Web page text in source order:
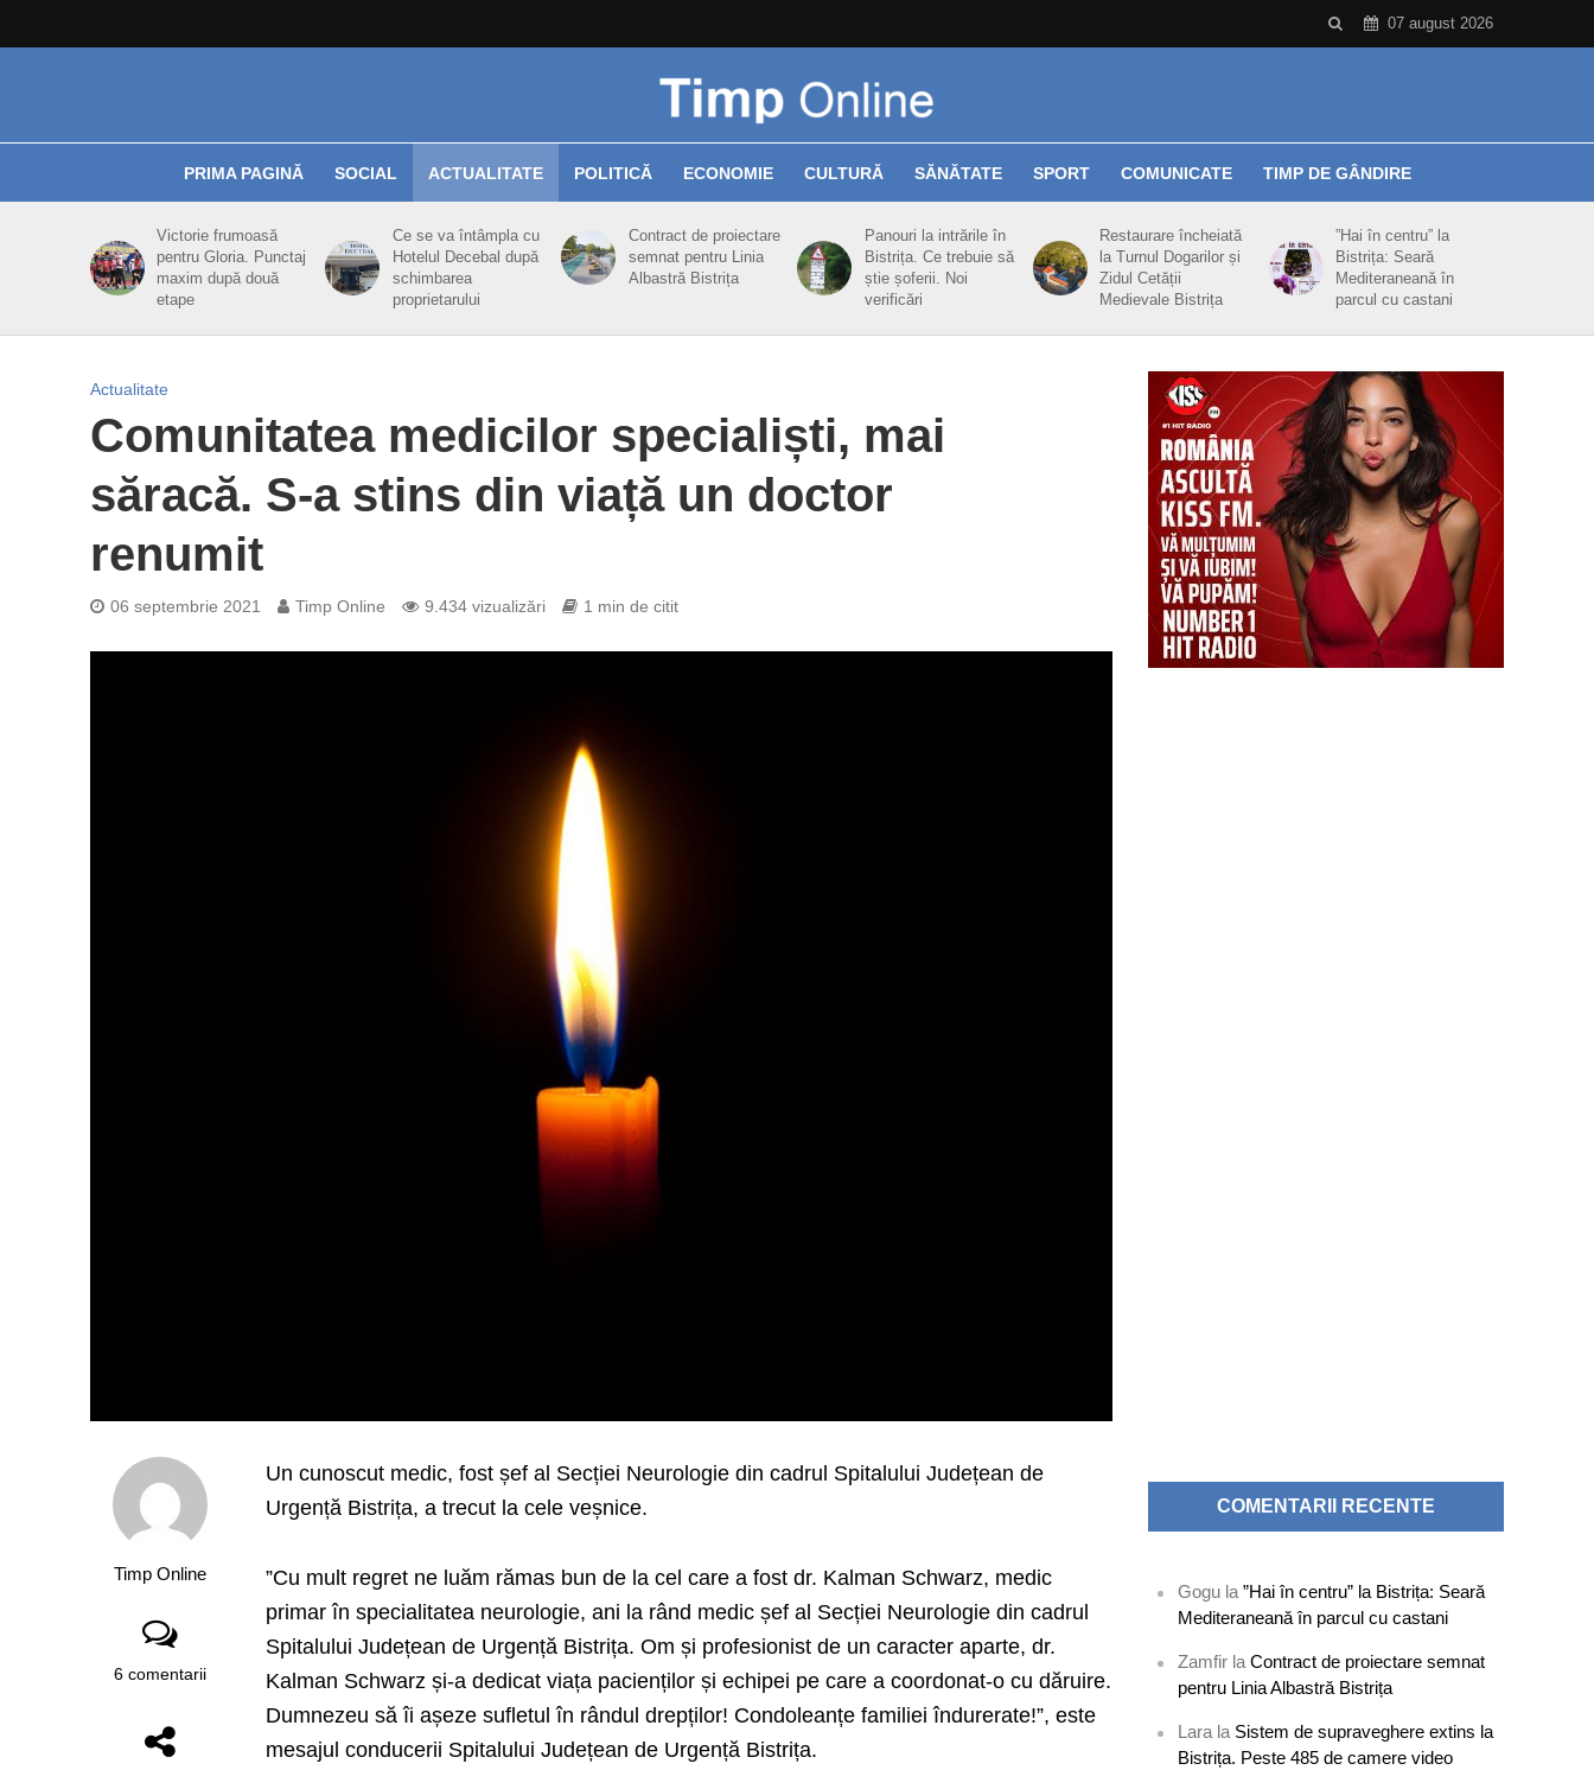
07 august 2026
PRIMA PAGINĂ SOCIAL ACTUALITATE POLITICĂ ECONOMIE CULTURĂ SĂNĂTATE SPORT COMUNICATE TIMP DE GÂNDIRE
Victorie frumoasă
pentru Gloria. Punctaj
maxim după două
etape
Ce se va întâmpla cu
Hotelul Decebal după
schimbarea
proprietarului
Contract de proiectare
semnat pentru Linia
Albastră Bistrița
Panouri la intrările în
Bistrița. Ce trebuie să
știe șoferii. Noi
verificări
Restaurare încheiată
la Turnul Dogarilor și
Zidul Cetății
Medievale Bistrița
”Hai în centru” la
Bistrița: Seară
Mediteraneană în
parcul cu castani
Actualitate
Comunitatea medicilor specialiști, mai
săracă. S-a stins din viață un doctor
renumit
06 septembrie 2021 Timp Online 9.434 vizualizări 1 min de citit
Timp Online
6 comentarii
Un cunoscut medic, fost șef al Secției Neurologie din cadrul Spitalului Județean de
Urgență Bistrița, a trecut la cele veșnice.
”Cu mult regret ne luăm rămas bun de la cel care a fost dr. Kalman Schwarz, medic
primar în specialitatea neurologie, ani la rând medic șef al Secției Neurologie din cadrul
Spitalului Județean de Urgență Bistrița. Om și profesionist de un caracter aparte, dr.
Kalman Schwarz și-a dedicat viața pacienților și echipei pe care a coordonat-o cu dăruire.
Dumnezeu să îi așeze sufletul în rândul drepților! Condoleanțe familiei îndurerate!”, este
mesajul conducerii Spitalului Județean de Urgență Bistrița.
COMENTARII RECENTE
Gogu la”Hai în centru” la Bistrița: Seară
Mediteraneană în parcul cu castani
Zamfir laContract de proiectare semnat
pentru Linia Albastră Bistrița
Lara la Sistem de supraveghere extins la
Bistrița. Peste 485 de camere video